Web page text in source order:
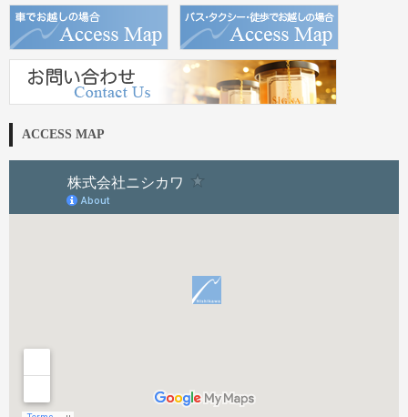
ACCESS MAP